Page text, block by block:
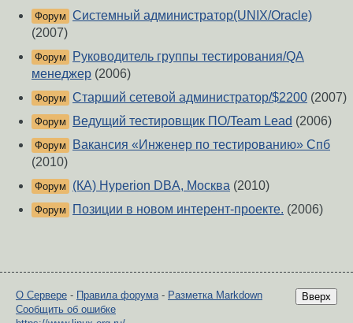
Форум Системный администратор(UNIX/Oracle)
(2007)
Форум
Руководитель группы тестирования/QA
менеджер (2006)
Форум Старший сетевой администратор/$2200 (2007)
Форум Ведущий тестировщик ПО/Team Lead (2006)
Форум
Вакансия «Инженер по тестированию» Спб
(2010)
Форум (КА) Hyperion DBA, Москва (2010)
Форум Позиции в новом интерент-проекте. (2006)
Вверх
О Сервере - Правила форума- Разметка Markdown
Сообщить об ошибке